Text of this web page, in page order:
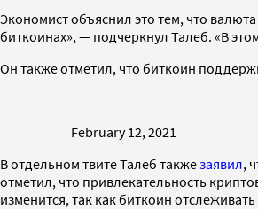
Экономист объяснил это тем, что
биткоинах», — подчеркнул Талеб. «В
Он также отметил, что биткоин
February 12, 2021
В отдельном твите Талеб такжезаявил,
отметил, что привлекательность
изменится, так как биткоин